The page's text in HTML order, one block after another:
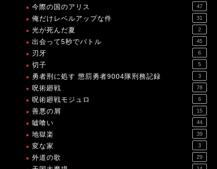
今際の国のアリス 47
俺だけレベルアップな件 31
光が死んだ夏 2
出会って5秒でバトル 45
刃牙 6
切子 5
勇者刑に処す 懲罰勇者9004隊刑務記録 3
呪術廻戦 78
呪術廻戦モジュロ 6
善悪の屑 15
嘘喰い 44
地獄楽 39
変な家 3
外道の歌 29